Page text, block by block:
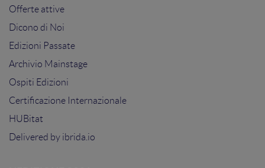
Offerte attive
Dicono di Noi
Edizioni Passate
Archivio Mainstage
Ospiti Edizioni
Certificazione Internazionale
HUBitat
Delivered by ibrida.io